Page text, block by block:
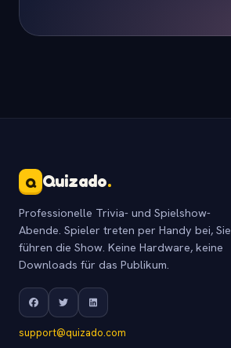
Q Quizado.
Professionelle Trivia- und Spielshow-
Abende. Spieler treten per Handy bei, Sie
führen die Show. Keine Hardware, keine
Downloads für das Publikum.
support@quizado.com